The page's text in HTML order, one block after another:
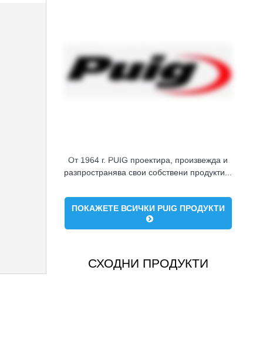
От 1964 г. PUIG проектира, произвежда и
разпространява свои собствени продукти...
ПОКАЖЕТЕ ВСИЧКИ PUIG ПРОДУКТИ
СХОДНИ ПРОДУКТИ